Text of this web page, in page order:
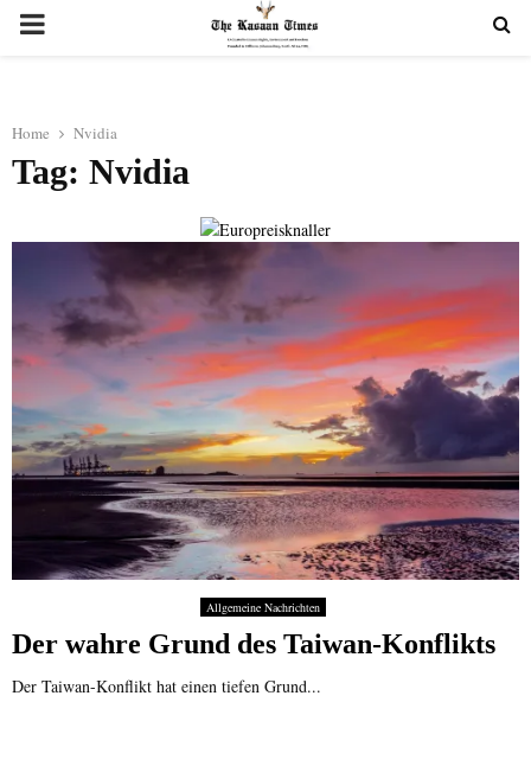
PRIMARY
Home Nvidia
Tag: Nvidia
Allgemeine Nachrichten
Der wahre Grund des Taiwan-Konflikts
Der Taiwan-Konflikt hat einen tiefen Grund...